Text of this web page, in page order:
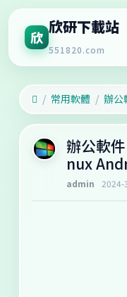
欣
欣研下載站
551820.com
常用軟體
辦公軟
nux
admin 2024-